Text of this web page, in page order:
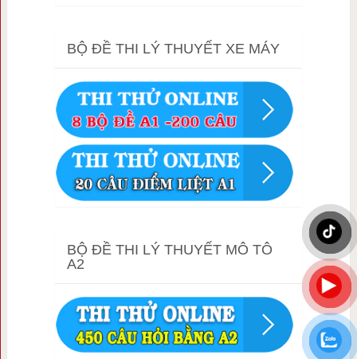
BỘ ĐỀ THI LÝ THUYẾT XE MÁY
BỘ ĐỀ THI LÝ THUYẾT MÔ TÔ
A2